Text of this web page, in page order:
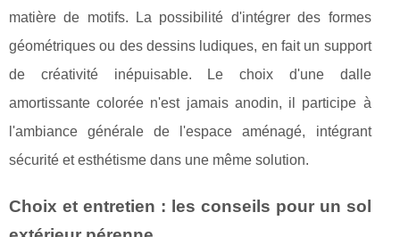
matière de motifs. La possibilité d'intégrer des formes
géométriques ou des dessins ludiques, en fait un support
de créativité inépuisable. Le choix d'une dalle
amortissante colorée n'est jamais anodin, il participe à
l'ambiance générale de l'espace aménagé, intégrant
sécurité et esthétisme dans une même solution.
Choix et entretien : les conseils pour un sol